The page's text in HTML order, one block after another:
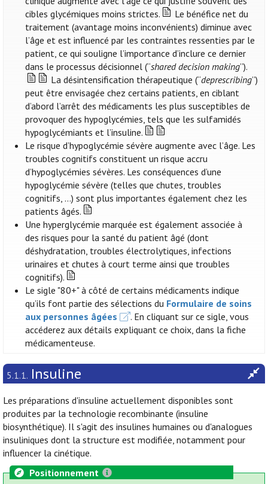
cibles glycémiques moins strictes.
Le bénéfice net du
traitement (avantage moins inconvénients) diminue avec
l’âge et est influencé par les contraintes ressenties par le
patient, ce qui souligne l’importance d’inclure ce dernier
dans le processus décisionnel (“shared decision making”).
La désintensification thérapeutique (“deprescribing”)
peut être envisagée chez certains patients, en ciblant
d’abord l’arrêt des médicaments les plus susceptibles de
provoquer des hypoglycémies, tels que les sulfamidés
hypoglycémiants et l’insuline.
Le risque d’hypoglycémie sévère augmente avec l’âge. Les
troubles cognitifs constituent un risque accru
d’hypoglycémies sévères. Les conséquences d’une
hypoglycémie sévère (telles que chutes, troubles
cognitifs, …) sont plus importantes également chez les
patients âgés.
Une hyperglycémie marquée est également associée à
des risques pour la santé du patient âgé (dont
déshydratation, troubles électrolytiques, infections
urinaires et chutes à court terme ainsi que troubles
cognitifs).
Le sigle "80+" à côté de certains médicaments indique
qu’ils font partie des sélections du Formulaire de soins
aux personnes âgées
. En cliquant sur ce sigle, vous
accéderez aux détails expliquant ce choix, dans la fiche
médicamenteuse.
5.1.1. Insuline
Les préparations d'insuline actuellement disponibles sont
produites par la technologie recombinante (insuline
biosynthétique). Il s'agit des insulines humaines ou d'analogues
insuliniques dont la structure est modifiée, notamment pour
influencer la cinétique.
Positionnement